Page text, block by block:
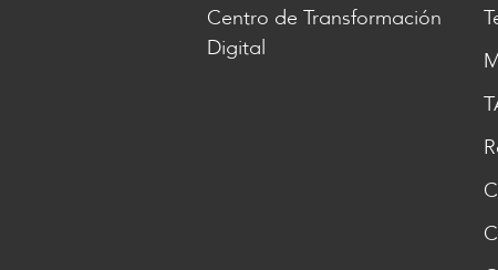
Centro de Transformación
Digital